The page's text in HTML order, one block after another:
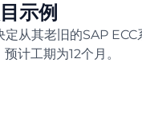
示例
从其老旧的SAP
计工期为12个月。